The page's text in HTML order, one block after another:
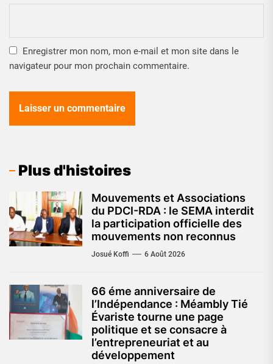
Enregistrer mon nom, mon e-mail et mon site dans le
navigateur pour mon prochain commentaire.
Plus d'histoires
Mouvements et Associations
du PDCI-RDA : le SEMA interdit
la participation officielle des
mouvements non reconnus
Josué Koffi 6 Août 2026
66 éme anniversaire de
l’Indépendance : Méambly Tié
Évariste tourne une page
politique et se consacre à
l’entrepreneuriat et au
développement